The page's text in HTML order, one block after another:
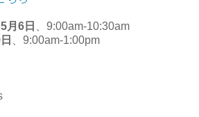
5月6日
、9:00am-10:30am
、9:00am-1:00pm